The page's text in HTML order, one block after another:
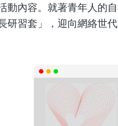
動內容。就著青年人的
習套」，迎向網絡世代
的羣體
了解及接納自己的